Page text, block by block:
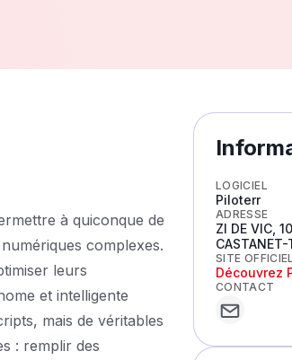
à quiconque de
complexes.
leurs
et intelligente
mais de véritables
: remplir des
LOGICIEL
Piloterr
ADRESSE
ZI DE VIC,
CASTANET-
SITE OFFICIEL
Découvrez
CONTACT